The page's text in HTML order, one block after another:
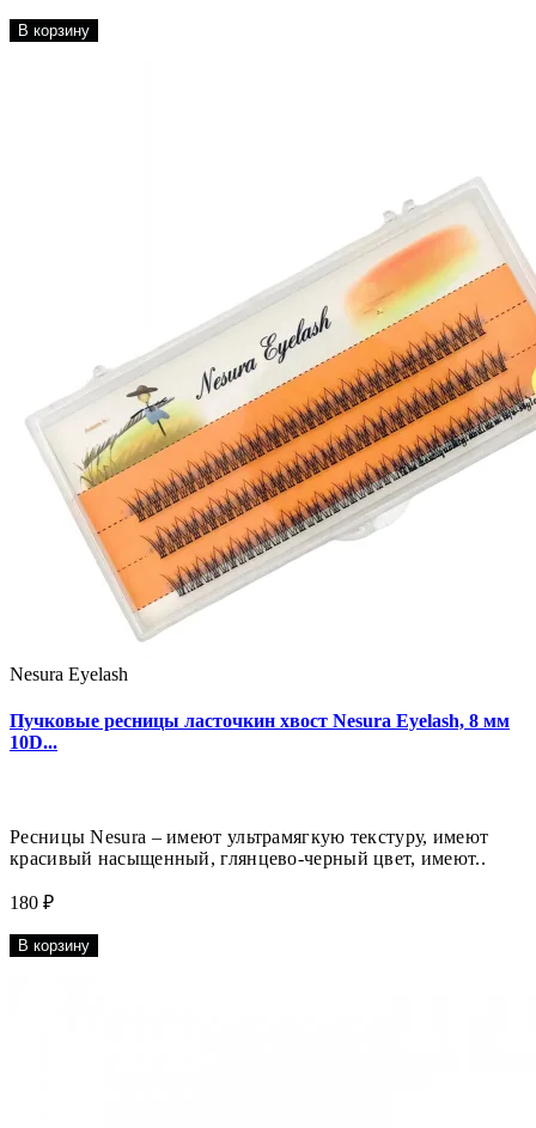
В корзину
Nesura Eyelash
Пучковые ресницы ласточкин хвост Nesura Eyelash, 8 мм
10D...
Ресницы Nesura – имеют ультрамягкую текстуру, имеют
красивый насыщенный, глянцево-черный цвет, имеют..
180 ₽
В корзину